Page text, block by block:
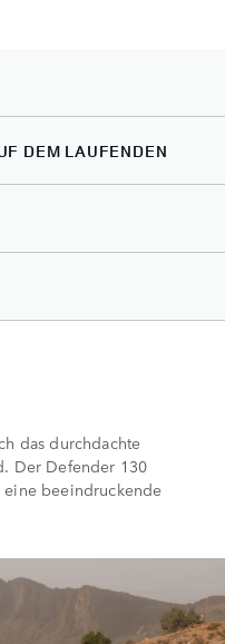
DEM LAUFENDEN
das durchdachte
Der Defender 130
beeindruckende